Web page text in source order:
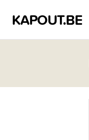
KAPOUT.BE